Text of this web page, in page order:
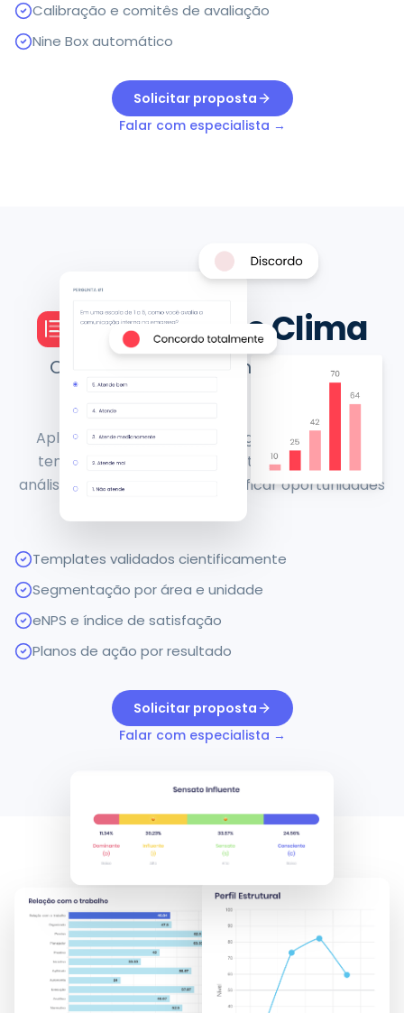
Calibração e comitês de avaliação
Nine Box automático
Solicitar proposta
Falar com especialista →
Pesquisa de Clima
Ouça sua equipe, transforme sua
Aplique pesquisas de clima organizacional com
templates validados, segmentação por área e
análise comparativa para identificar oportunidades
Templates validados cientificamente
Segmentação por área e unidade
eNPS e índice de satisfação
Planos de ação por resultado
Solicitar proposta
Falar com especialista →
MÓDULO03
DISC About Me
Conheça o perfil comportamental do
seu time.